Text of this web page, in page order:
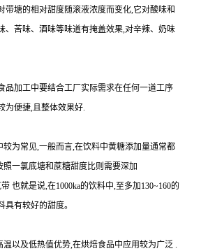
带塘的相对甜度随滚液浓度而变化,它对酸味和
、苦味、酒味等味道有掩盖效果,对辛辣、奶味
品加工中要结合工厂实际需求在任何一道工序
为便捷,且整体效果好.
为常见,一般而言,在饮料中黄糖添加量通常都
照一氯底塘和蔗糖甜度比则需要深加
也就是说,在1000ka的饮料中,至多加130~160的
具有较好的甜度。
温以及低热值优势,在烘焙食品中应用较为广泛 .